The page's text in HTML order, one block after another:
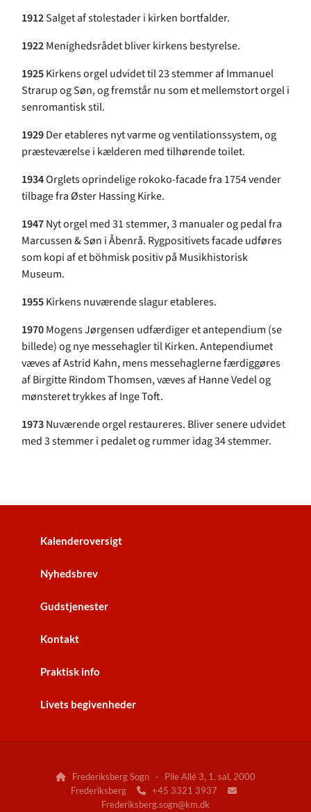
1912Salget af stolestader i kirken bortfalder.
1922Menighedsrådet bliver kirkens bestyrelse.
1925Kirkens orgel udvidet til 23 stemmer af Immanuel
Strarup og Søn, og fremstår nu som et mellemstort orgel i
senromantisk stil.
1929Der etableres nyt varme og ventilationssystem, og
præsteværelse i kælderen med tilhørende toilet.
1934Orglets oprindelige rokoko-facade fra 1754 vender
tilbage fra Øster Hassing Kirke.
1947Nyt orgel med 31 stemmer, 3 manualer og pedal fra
Marcussen & Søn i Åbenrå. Rygpositivets facade udføres
som kopi af et böhmisk positiv på Musikhistorisk
Museum.
1955Kirkens nuværende slagur etableres.
1970Mogens Jørgensen udfærdiger et antependium (se
billede) og nye messehagler til Kirken. Antependiumet
væves af Astrid Kahn, mens messehaglerne færdiggøres
af Birgitte Rindom Thomsen, væves af Hanne Vedel og
mønsteret trykkes af Inge Toft.
1973Nuværende orgel restaureres. Bliver senere udvidet
med 3 stemmer i pedalet og rummer idag 34 stemmer.
Kalenderoversigt
Nyhedsbrev
Gudstjenester
Kontakt
Praktisk info
Livets begivenheder

Frederiksberg Sogn · Pile Allé 3, 1. sal, 2000
Frederiksberg
+45 3321 3937 
Frederiksberg.sogn@km.dk